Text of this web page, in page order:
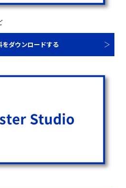
をダウンロードする